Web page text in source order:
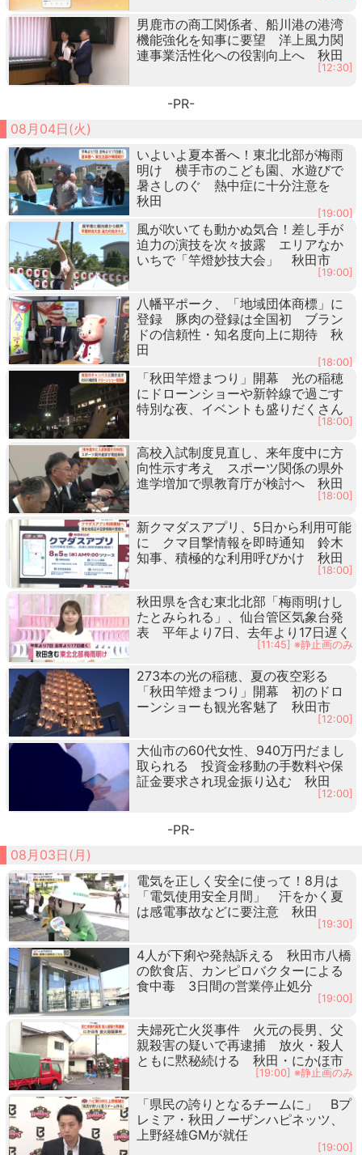
男鹿市の商工関係者、船川港の港湾
機能強化を知事に要望 洋上風力関
連事業活性化への役割向上へ 秋田
[12:30]
-PR-
08月04日(火)
いよいよ夏本番へ！東北北部が梅雨
明け 横手市のこども園、水遊びで
暑さしのぐ 熱中症に十分注意を
秋田
[19:00]
風が吹いても動かぬ気合！差し手が
迫力の演技を次々披露 エリアなか
いちで「竿燈妙技大会」 秋田市
[19:00]
八幡平ポーク、「地域団体商標」に
登録 豚肉の登録は全国初 ブラン
ドの信頼性・知名度向上に期待 秋
田
[18:00]
「秋田竿燈まつり」開幕 光の稲穂
にドローンショーや新幹線で過ごす
特別な夜、イベントも盛りだくさん
[18:00]
高校入試制度見直し、来年度中に方
向性示す考え スポーツ関係の県外
進学増加で県教育庁が検討へ 秋田
[18:00]
新クマダスアプリ、5日から利用可能
に クマ目撃情報を即時通知 鈴木
知事、積極的な利用呼びかけ 秋田
[18:00]
秋田県を含む東北北部「梅雨明けし
たとみられる」、仙台管区気象台発
表 平年より7日、去年より17日遅く
[11:45] ※静止画のみ
273本の光の稲穂、夏の夜空彩る
「秋田竿燈まつり」開幕 初のドロ
ーンショーも観光客魅了 秋田市
[12:00]
大仙市の60代女性、940万円だまし
取られる 投資金移動の手数料や保
証金要求され現金振り込む 秋田
[12:00]
-PR-
08月03日(月)
電気を正しく安全に使って！8月は
「電気使用安全月間」 汗をかく夏
は感電事故などに要注意 秋田
[19:30]
4人が下痢や発熱訴える 秋田市八橋
の飲食店、カンピロバクターによる
食中毒 3日間の営業停止処分
[19:00]
夫婦死亡火災事件 火元の長男、父
親殺害の疑いで再逮捕 放火・殺人
ともに黙秘続ける 秋田・にかほ市
[19:00] ※静止画のみ
「県民の誇りとなるチームに」 Bプ
レミア・秋田ノーザンハピネッツ、
上野経雄GMが就任
[19:00]